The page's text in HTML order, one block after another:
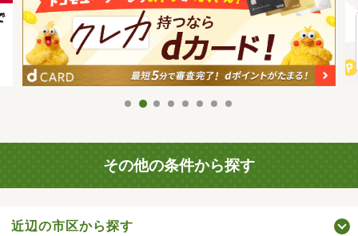
その他の条件から探す
近辺の市区から探す